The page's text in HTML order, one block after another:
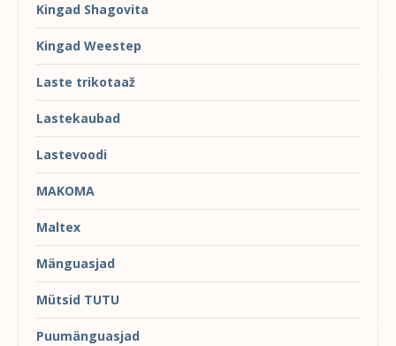
Kingad Shagovita
Kingad Weestep
Laste trikotaaž
Lastekaubad
Lastevoodi
MAKOMA
Maltex
Mänguasjad
Mütsid TUTU
Puumänguasjad